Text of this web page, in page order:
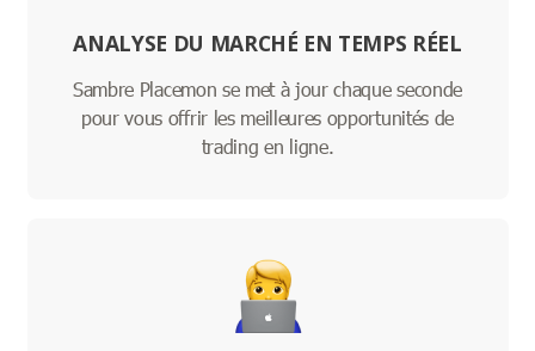
ANALYSE DU MARCHÉ EN TEMPS RÉEL
Sambre Placemon se met à jour chaque seconde
pour vous offrir les meilleures opportunités de
trading en ligne.